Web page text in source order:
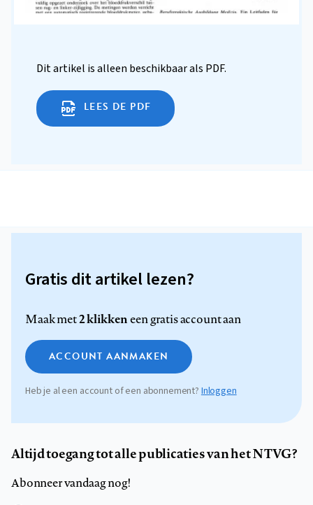
Dit artikel is alleen beschikbaar als PDF.
LEES DE PDF
Gratis dit artikel lezen?
Maak met2 klikkeneen gratis account aan
ACCOUNT AANMAKEN
Heb je al een account of een abonnement? Inloggen
Altijd toegang tot alle publicaties van het NTVG?
Abonneer vandaag nog!